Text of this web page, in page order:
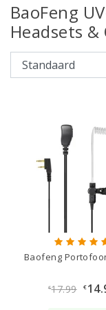
BaoFeng
Headsets
Baofeng
€17.99 €